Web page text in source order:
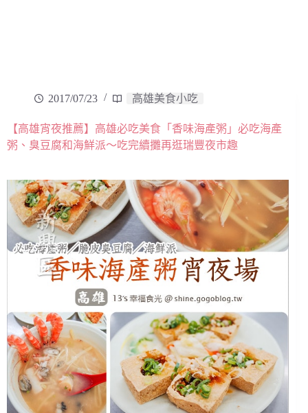
2017/07/23 高雄美食小吃
【高雄宵夜推薦】高雄必吃美食「香味海產粥」必吃海產
粥、臭豆腐和海鮮派～吃完續攤再逛瑞豐夜市趣